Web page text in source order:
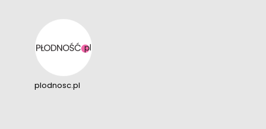
plodnosc.pl